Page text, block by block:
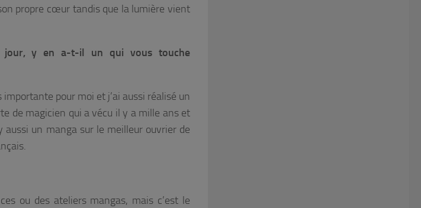
propre cœur tandis que la lumière vient
jour, y en a-t-il un qui vous touche
pour moi et j’ai aussi réalisé un
de magicien qui a vécu il y a mille ans et
aussi un manga sur le meilleur ouvrier de
ou des ateliers mangas, mais c’est le